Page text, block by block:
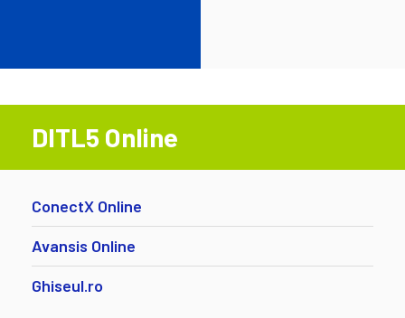
DITL5 Online
ConectX Online
Avansis Online
Ghiseul.ro